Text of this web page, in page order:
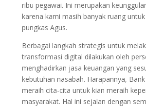
ribu pegawai. Ini merupakan
karena kami masih banyak ruang
pungkas Agus.
Berbagai langkah strategis untuk
transformasi digital dilakukan oleh
menghadirkan jasa keuangan yang
kebutuhan nasabah. Harapannya,
meraih cita-cita untuk kian meraih
masyarakat. Hal ini sejalan dengan